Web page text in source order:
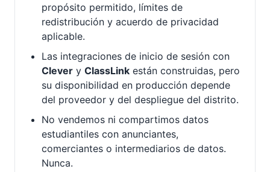
propósito permitido, límites de
redistribución y acuerdo de privacidad
aplicable.
Las integraciones de inicio de sesión con
Clever y ClassLink están construidas, pero
su disponibilidad en producción depende
del proveedor y del despliegue del distrito.
No vendemos ni compartimos datos
estudiantiles con anunciantes,
comerciantes o intermediarios de datos.
Nunca.